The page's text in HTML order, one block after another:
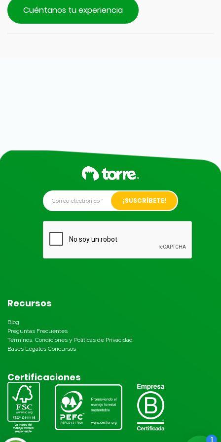
Cuéntanos tu experiencia
Alternative:
Recursos
Blog
Preguntas Frecuentes
Términos, Condiciones y Políticas de Privacidad
Bases Legales Concursos
Certificaciones